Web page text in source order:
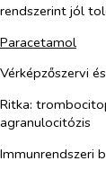
rendszerint jól
Paracetamol
Vérképzőszervi
Ritka:
agranulocitózis
Immunrendszeri